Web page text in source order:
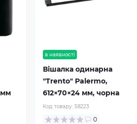
мм
в наявності
Вішалка одинарна
"Trento" Palermo,
612×70×24 мм, чорна
Код товару:58223
0